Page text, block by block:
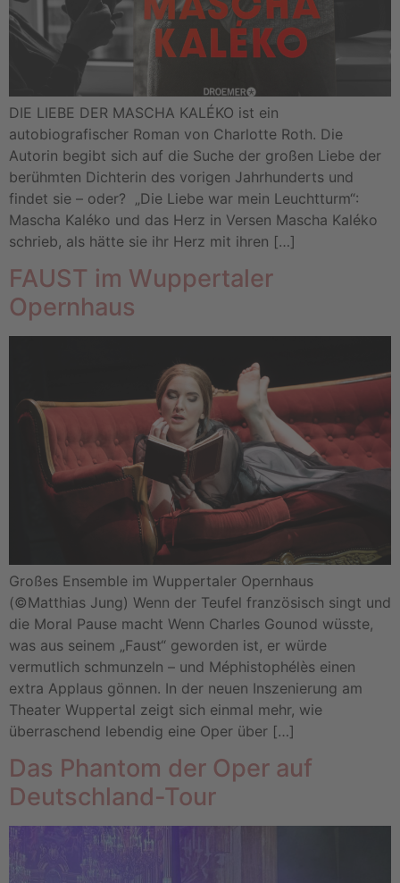
DIE LIEBE DER MASCHA KALÉKO ist ein
autobiografischer Roman von Charlotte Roth. Die
Autorin begibt sich auf die Suche der großen Liebe der
berühmten Dichterin des vorigen Jahrhunderts und
findet sie – oder? „Die Liebe war mein Leuchtturm“:
Mascha Kaléko und das Herz in Versen Mascha Kaléko
schrieb, als hätte sie ihr Herz mit ihren […]
FAUST im Wuppertaler
Opernhaus
Großes Ensemble im Wuppertaler Opernhaus
(©Matthias Jung) Wenn der Teufel französisch singt und
die Moral Pause macht Wenn Charles Gounod wüsste,
was aus seinem „Faust“ geworden ist, er würde
vermutlich schmunzeln – und Méphistophélès einen
extra Applaus gönnen. In der neuen Inszenierung am
Theater Wuppertal zeigt sich einmal mehr, wie
überraschend lebendig eine Oper über […]
Das Phantom der Oper auf
Deutschland-Tour